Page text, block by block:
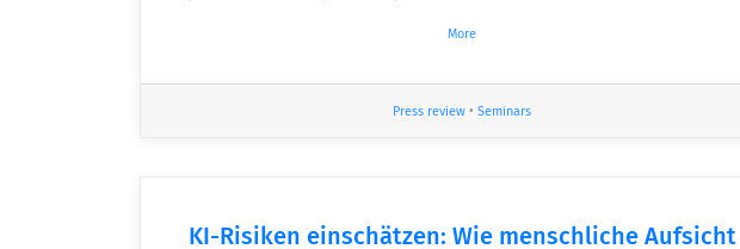
More
Press review • Seminars
KI-Risiken einschätzen: Wie menschliche Aufsicht